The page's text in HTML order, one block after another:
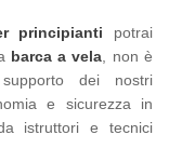
principianti potrai
barca a vela , non è
dei nostri
e sicurezza in
istruttori e tecnici